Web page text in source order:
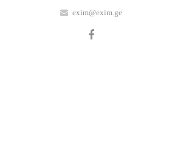
exim@exim.ge